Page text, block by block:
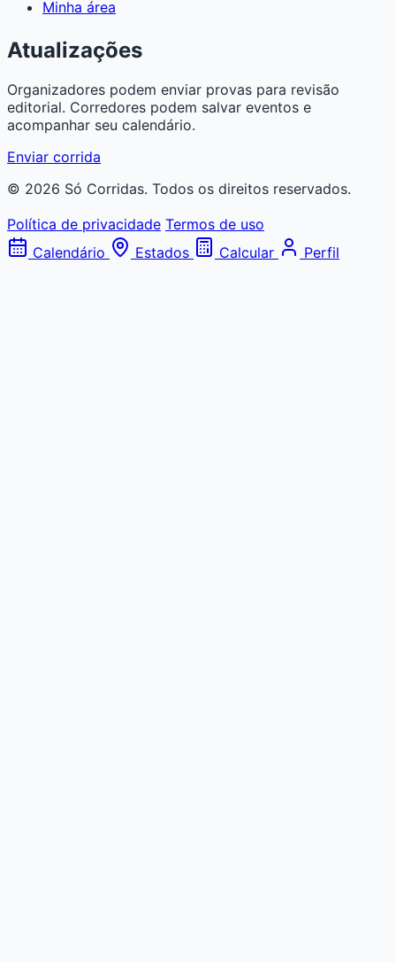
Minha área
Atualizações
Organizadores podem enviar provas para revisão
editorial. Corredores podem salvar eventos e
acompanhar seu calendário.
Enviar corrida
© 2026 Só Corridas. Todos os direitos reservados.
Política de privacidade Termos de uso
Calendário
Estados Calcular Perfil